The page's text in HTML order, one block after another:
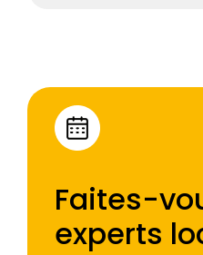
Faites-
experts